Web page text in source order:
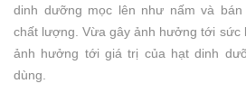
dinh dưỡng mọc lên như nấm và
chất lượng. Vừa gây ảnh hưởng tới sức
ảnh hưởng tới giá trị của hạt dinh
dùng.